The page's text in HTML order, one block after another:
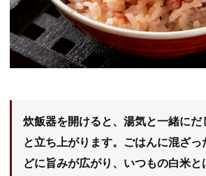
送料について 特定商
個人情報保護方針 会員規約
アカウント
カート マイペー
炊飯器を開けると、湯気と一緒にだ
と立ち上がります。ごはんに混ざ
どに旨みが広がり、いつもの白米